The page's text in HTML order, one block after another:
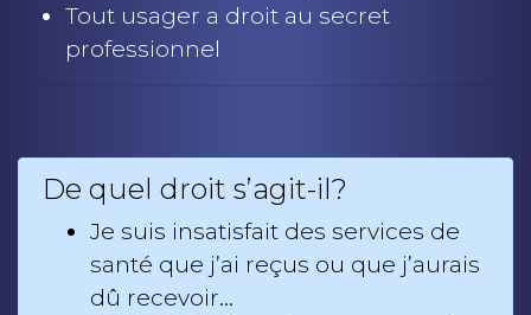
Tout usager a droit au secret
professionnel
De quel droit s’agit-il?
Je suis insatisfait des services de
santé que j’ai reçus ou que j’aurais
dû recevoir…